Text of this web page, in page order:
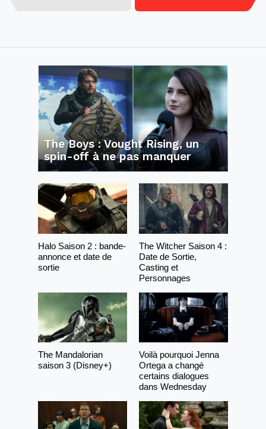
The Boys : Vought Rising, un
spin-off à ne pas manquer
Halo Saison 2 : bande-
annonce et date de
sortie
The Witcher Saison 4 :
Date de Sortie,
Casting et
Personnages
The Mandalorian
saison 3 (Disney+)
Voilà pourquoi Jenna
Ortega a changé
certains dialogues
dans Wednesday